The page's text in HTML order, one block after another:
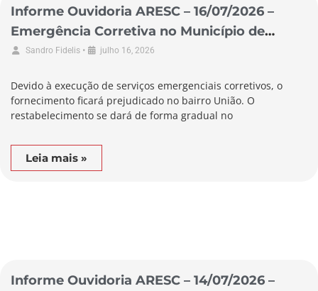
Informe Ouvidoria ARESC – 16/07/2026 –
Emergência Corretiva no Município de
Alfredo Wagner
Sandro Fidelis • julho 16, 2026
Devido à execução de serviços emergenciais corretivos, o
fornecimento ficará prejudicado no bairro União. O
restabelecimento se dará de forma gradual no
Leia mais »
Informe Ouvidoria ARESC – 14/07/2026 –